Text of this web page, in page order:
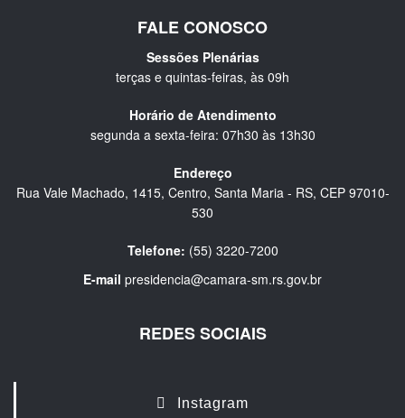
FALE CONOSCO
Sessões Plenárias
terças e quintas-feiras, às 09h
Horário de Atendimento
segunda a sexta-feira: 07h30 às 13h30
Endereço
Rua Vale Machado, 1415, Centro, Santa Maria - RS, CEP 97010-
530
Telefone: (55) 3220-7200
E-mail presidencia@camara-sm.rs.gov.br
REDES SOCIAIS
Instagram